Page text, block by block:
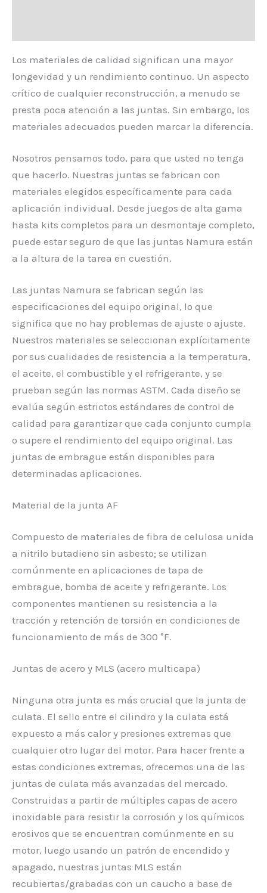
Los materiales de calidad significan una mayor
longevidad y un rendimiento continuo. Un aspecto
crítico de cualquier reconstrucción, a menudo se
presta poca atención a las juntas. Sin embargo, los
materiales adecuados pueden marcar la diferencia.
Nosotros pensamos todo, para que usted no tenga
que hacerlo. Nuestras juntas se fabrican con
materiales elegidos específicamente para cada
aplicación individual. Desde juegos de alta gama
hasta kits completos para un desmontaje completo,
puede estar seguro de que las juntas Namura están
a la altura de la tarea en cuestión.
Las juntas Namura se fabrican según las
especificaciones del equipo original, lo que
significa que no hay problemas de ajuste o ajuste.
Nuestros materiales se seleccionan explícitamente
por sus cualidades de resistencia a la temperatura,
el aceite, el combustible y el refrigerante, y se
prueban según las normas ASTM. Cada diseño se
evalúa según estrictos estándares de control de
calidad para garantizar que cada conjunto cumpla
o supere el rendimiento del equipo original. Las
juntas de embrague están disponibles para
determinadas aplicaciones.
Material de la junta AF
Compuesto de materiales de fibra de celulosa unida
a nitrilo butadieno sin asbesto; se utilizan
comúnmente en aplicaciones de tapa de
embrague, bomba de aceite y refrigerante. Los
componentes mantienen su resistencia a la
tracción y retención de torsión en condiciones de
funcionamiento de más de 300 °F.
Juntas de acero y MLS (acero multicapa)
Ninguna otra junta es más crucial que la junta de
culata. El sello entre el cilindro y la culata está
expuesto a más calor y presiones extremas que
cualquier otro lugar del motor. Para hacer frente a
estas condiciones extremas, ofrecemos una de las
juntas de culata más avanzadas del mercado.
Construidas a partir de múltiples capas de acero
inoxidable para resistir la corrosión y los químicos
erosivos que se encuentran comúnmente en su
motor, luego usando un patrón de encendido y
apagado, nuestras juntas MLS están
recubiertas/grabadas con un caucho a base de